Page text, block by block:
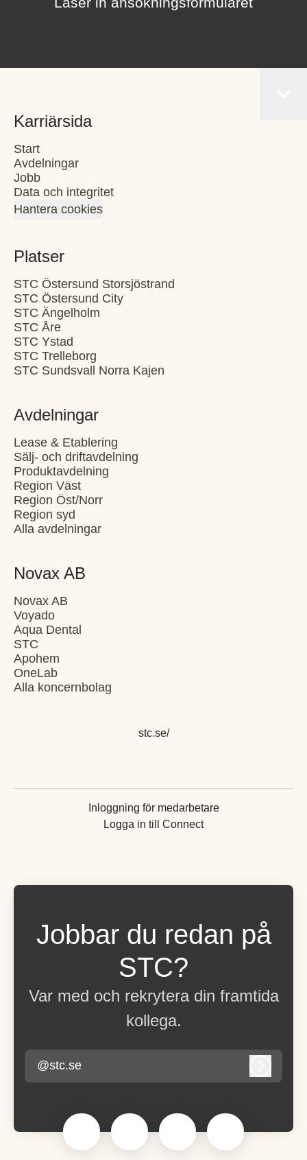
Karriärsida
Start
Avdelningar
Jobb
Data och integritet
Hantera cookies
Platser
STC Östersund Storsjöstrand
STC Östersund City
STC Ängelholm
STC Åre
STC Ystad
STC Trelleborg
STC Sundsvall Norra Kajen
Avdelningar
Lease & Etablering
Sälj- och driftavdelning
Produktavdelning
Region Väst
Region Öst/Norr
Region syd
Alla avdelningar
Novax AB
Novax AB
Voyado
Aqua Dental
STC
Apohem
OneLab
Alla koncernbolag
stc.se/
Inloggning för medarbetare
Logga in till Connect
Jobbar du redan på
STC?
Var med och rekrytera din framtida
kollega.
@stc.se